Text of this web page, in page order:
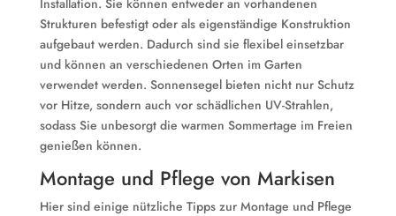
Installation. Sie können entweder an vorhandenen
Strukturen befestigt oder als eigenständige Konstruktion
aufgebaut werden. Dadurch sind sie flexibel einsetzbar
und können an verschiedenen Orten im Garten
verwendet werden. Sonnensegel bieten nicht nur Schutz
vor Hitze, sondern auch vor schädlichen UV-Strahlen,
sodass Sie unbesorgt die warmen Sommertage im Freien
genießen können.
Montage und Pflege von Markisen
Hier sind einige nützliche Tipps zur Montage und Pflege